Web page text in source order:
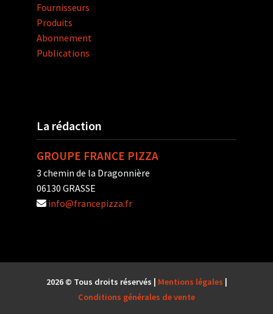
Fournisseurs
Produits
Abonnement
Publications
La rédaction
GROUPE FRANCE PIZZA
3 chemin de la Dragonnière
06130 GRASSE
info@francepizza.fr
2026 © Tous droits réservés | Mentions légales |
Conditions générales de vente